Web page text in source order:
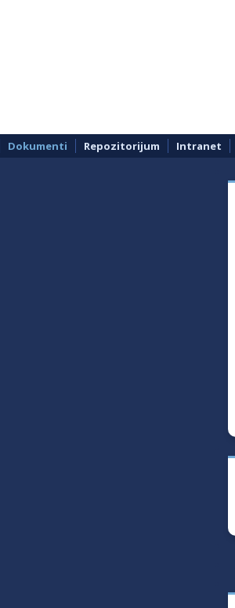
Dokumenti Repozitorijum Intranet